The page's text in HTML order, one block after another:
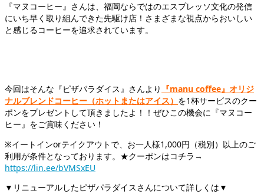
『マヌコーヒー』さんは、福岡ならではのエスプレッソ文化の発信
にいち早く取り組んできた先駆け店！さまざまな視点からおいしい
と感じるコーヒーを追求されています。
今回はそんな『ピザパラダイス』さんより 『manu coffee』オリジ
ナルブレンドコーヒー（ホットまたはアイス） を1杯サービスのクー
ポンをプレゼントして頂きましたよ！！ぜひこの機会に『マヌコー
ヒー』をご賞味ください！
※イートインorテイクアウトで、お一人様1,000円（税別）以上のご
利用が条件となっております。★クーポンはコチラ→
https://lin.ee/bVMSxEU
▼リニューアルしたピザパラダイスさんについて詳しくは▼